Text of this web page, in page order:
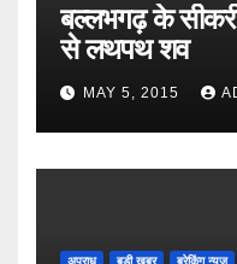
बल्लभगढ़ के
से लथपथ शव
MAY 5, 2015